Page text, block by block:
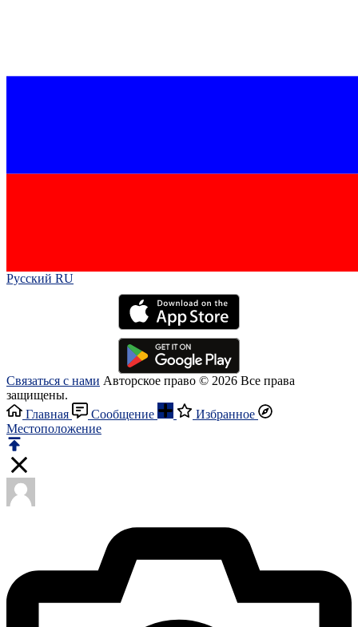
Русский RU‎
Связаться с нами Авторское право © 2026 Все права
защищены.
Главная
Сообщение
Избранное
Местоположение